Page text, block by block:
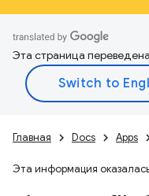
Эта страница
Главная Docs Apps
Эта информация